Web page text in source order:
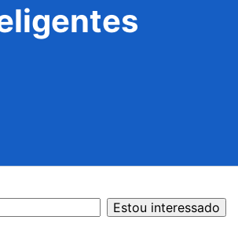
Estou interessado